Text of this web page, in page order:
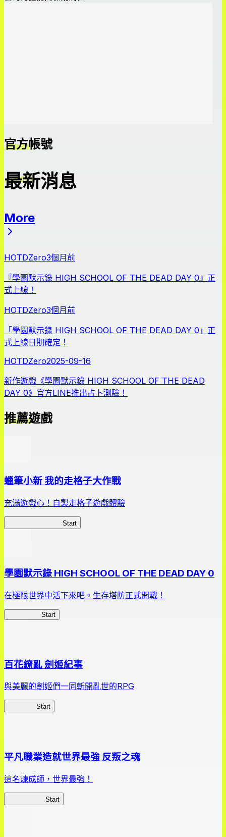
官方帳號
最新消息
More
HOTDZero3個月前
『學園默示錄 HIGH SCHOOL OF THE DEAD DAY 0』正
式上線！
HOTDZero3個月前
「學園默示錄 HIGH SCHOOL OF THE DEAD DAY 0」正
式上線日期確定！
HOTDZero2025-09-16
新作遊戲《學園默示錄 HIGH SCHOOL OF THE DEAD
DAY 0》官方LINE推出占卜測驗！
推薦遊戲
蠟筆小新 我的走格子大作戰
充滿遊戲心！自製走格子遊戲體驗
Start
學園默示錄 HIGH SCHOOL OF THE DEAD DAY 0
在極限世界中活下來吧。生存塔防正式開戰！
Start
百花繚亂 劍姬紀事
與美麗的劍姬們一同斬開亂世的RPG
Start
平凡職業造就世界最強 反叛之魂
這名煉成師，世界最強！
Start